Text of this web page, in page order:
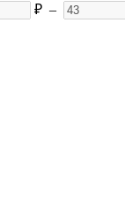
₽ –